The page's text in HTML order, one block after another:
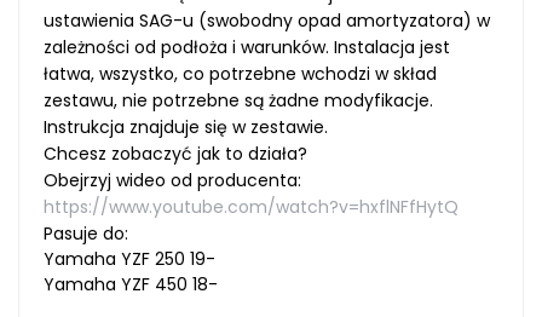
ustawienia SAG-u (swobodny opad amortyzatora) w
zależności od podłoża i warunków. Instalacja jest
łatwa, wszystko, co potrzebne wchodzi w skład
zestawu, nie potrzebne są żadne modyfikacje.
Instrukcja znajduje się w zestawie.
Chcesz zobaczyć jak to działa?
Obejrzyj wideo od producenta:
https://www.youtube.com/watch?v=hxflNFfHytQ
Pasuje do:
Yamaha YZF 250 19-
Yamaha YZF 450 18-